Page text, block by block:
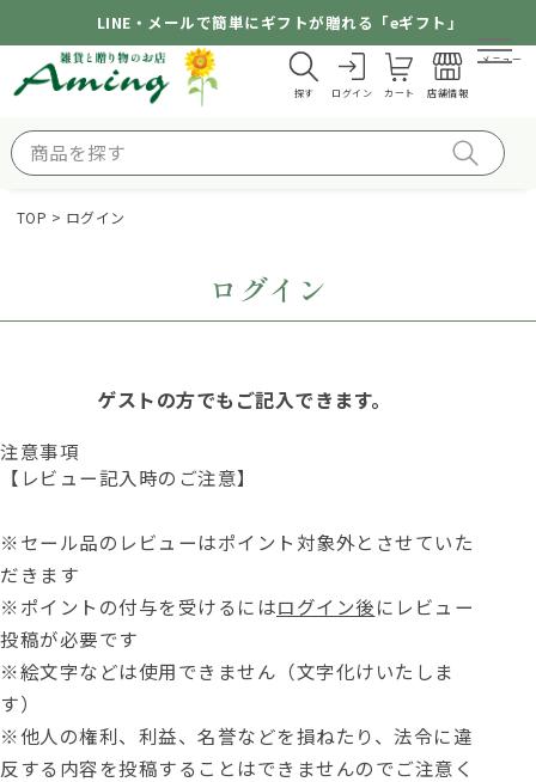
LINE・メールで簡単にギフトが贈れる「eギフト」
探す ログイン カート 店舗情報
メニュー
TOP ログイン
ログイン
ゲストの方でもご記入できます。
注意事項
【レビュー記入時のご注意】
※セール品のレビューはポイント対象外とさせていた
だきます
※ポイントの付与を受けるにはログイン後にレビュー
投稿が必要です
※絵文字などは使用できません（文字化けいたしま
す）
※他人の権利、利益、名誉などを損ねたり、法令に違
反する内容を投稿することはできませんのでご注意く